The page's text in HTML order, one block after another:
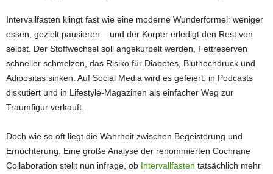
Intervallfasten klingt fast wie eine moderne Wunderformel: weniger
essen, gezielt pausieren – und der Körper erledigt den Rest von
selbst. Der Stoffwechsel soll angekurbelt werden, Fettreserven
schneller schmelzen, das Risiko für Diabetes, Bluthochdruck und
Adipositas sinken. Auf Social Media wird es gefeiert, in Podcasts
diskutiert und in Lifestyle-Magazinen als einfacher Weg zur
Traumfigur verkauft.
Doch wie so oft liegt die Wahrheit zwischen Begeisterung und
Ernüchterung. Eine große Analyse der renommierten Cochrane
Collaboration stellt nun infrage, ob Intervallfasten tatsächlich mehr